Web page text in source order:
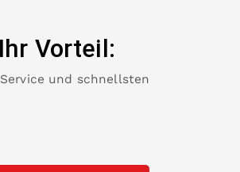
Ihr Vorteil:
und schnellsten